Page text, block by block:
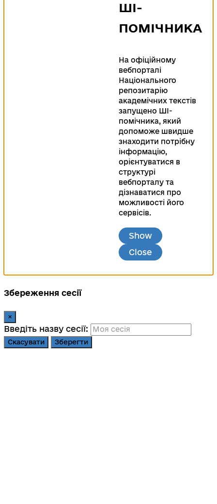
ШІ-
ПОМІЧНИКА
На офіційному
вебпорталі
Національного
репозитарію
академічних текстів
запущено ШІ-
помічника, який
допоможе швидше
знаходити потрібну
інформацію,
орієнтуватися в
структурі
вебпорталу та
дізнаватися про
можливості його
сервісів.
Show
Close
Збереження сесії
×
Введіть назву сесії:
Скасувати Зберегти